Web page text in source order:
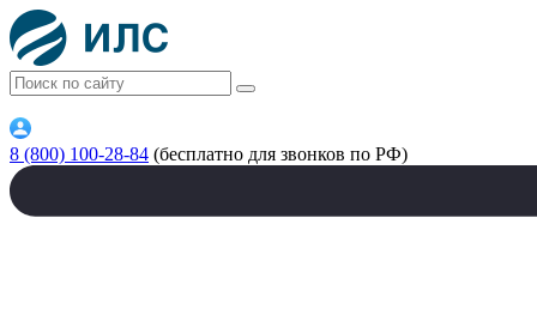
8 (800) 100-28-84 (бесплатно для звонков по РФ)